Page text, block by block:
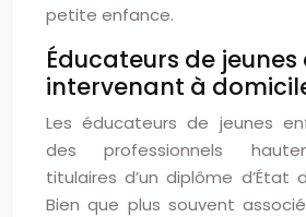
petite enfance.
Éducateurs de
intervenant à
Les éducateurs de jeunes
des professionnels
titulaires d’un diplôme d’État
Bien que plus souvent